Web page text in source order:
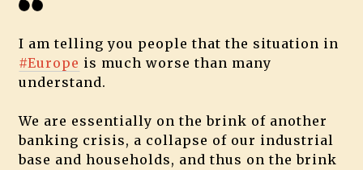
I am telling you people that the situation in
#Europe is much worse than many
understand.
We are essentially on the brink of another
banking crisis, a collapse of our industrial
base and households, and thus on the brink